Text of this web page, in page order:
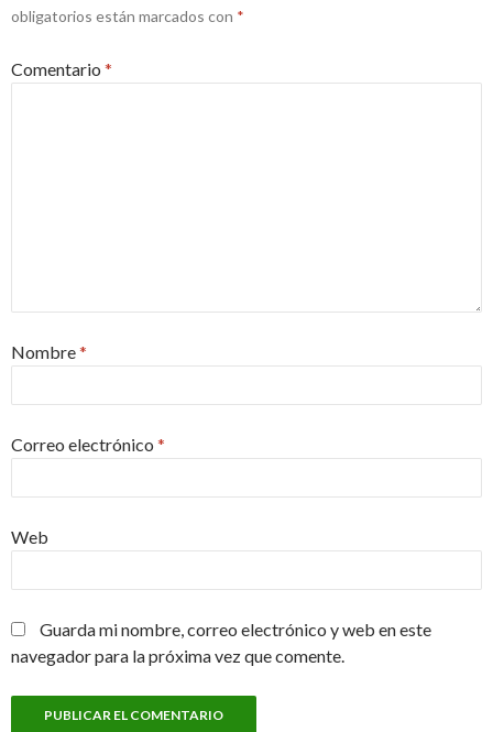
obligatorios están marcados con *
Comentario *
Nombre*
Correo electrónico *
Web
Guarda mi nombre, correo electrónico y web en este
navegador para la próxima vez que comente.